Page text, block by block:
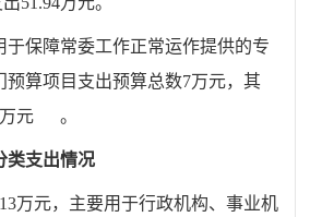
于保障常委工作正常运作提供的专
预算项目支出预算总数7万元，其
元 。
类支出情况
万元，主要用于行政机构、事业机